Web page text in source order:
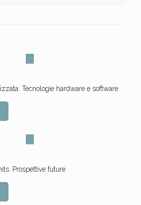
Tecnologie hardware e software
Prospettive future